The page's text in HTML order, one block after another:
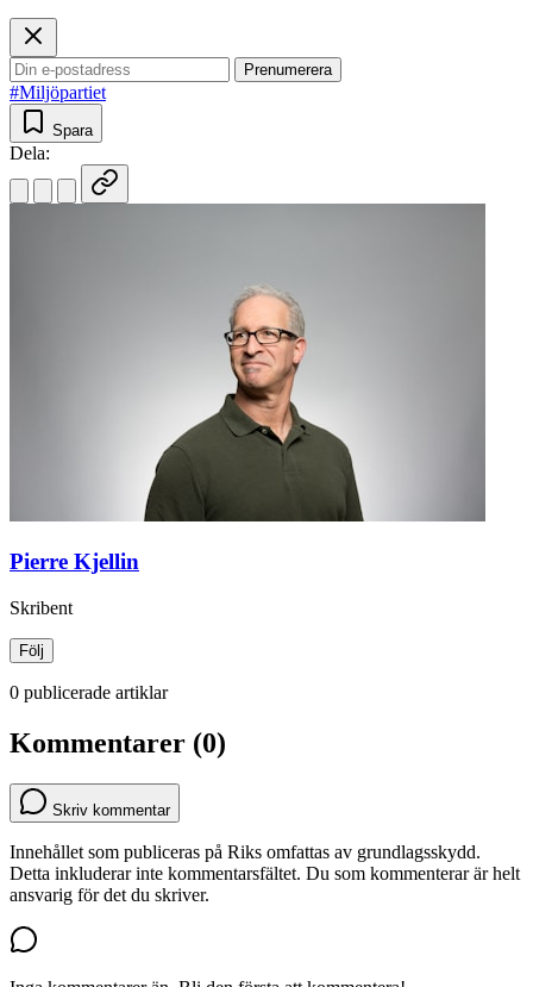
Prenumerera
#Miljöpartiet
Spara
Dela:
Pierre Kjellin
Skribent
Följ
0 publicerade artiklar
Kommentarer (0)
Skriv kommentar
Innehållet som publiceras på Riks omfattas av grundlagsskydd.
Detta inkluderar inte kommentarsfältet. Du som kommenterar är helt
ansvarig för det du skriver.